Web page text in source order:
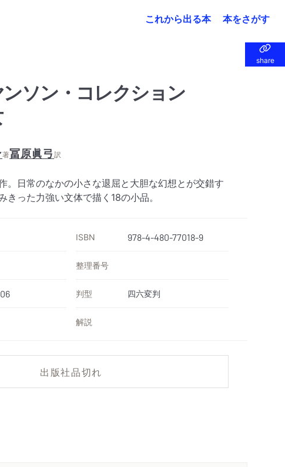
これから出る本 本をさがす
share
share
ンソン・コレクション
著冨原眞弓訳
。日常のなかの小さな退屈と大胆な幻想とが交錯す
きった力強い文体で描く18の小品。
ISBN 978-4-480-77018-9
整理番号
判型 四六変判
解説
出版社品切れ